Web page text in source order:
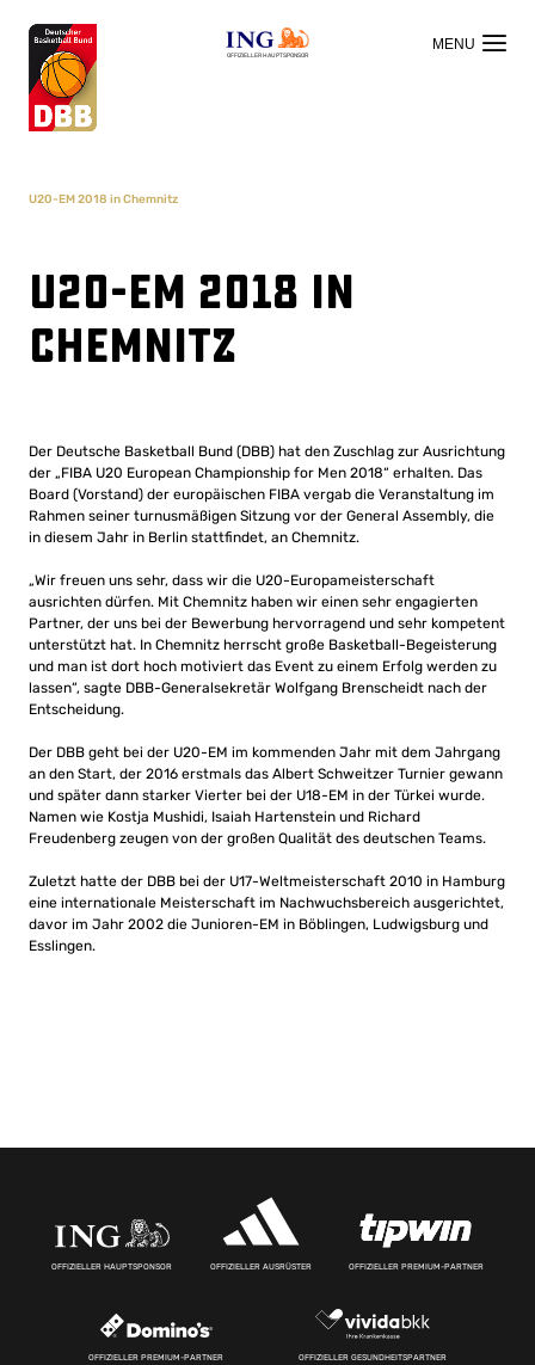
OFFIZIELLER HAUPTSPONSOR
U20-EM 2018 in Chemnitz
U20-EM 2018 in
Chemnitz
Der Deutsche Basketball Bund (DBB) hat den Zuschlag zur Ausrichtung
der „FIBA U20 European Championship for Men 2018“ erhalten. Das
Board (Vorstand) der europäischen FIBA vergab die Veranstaltung im
Rahmen seiner turnusmäßigen Sitzung vor der General Assembly, die
in diesem Jahr in Berlin stattfindet, an Chemnitz.
„Wir freuen uns sehr, dass wir die U20-Europameisterschaft
ausrichten dürfen. Mit Chemnitz haben wir einen sehr engagierten
Partner, der uns bei der Bewerbung hervorragend und sehr kompetent
unterstützt hat. In Chemnitz herrscht große Basketball-Begeisterung
und man ist dort hoch motiviert das Event zu einem Erfolg werden zu
lassen“, sagte DBB-Generalsekretär Wolfgang Brenscheidt nach der
Entscheidung.
Der DBB geht bei der U20-EM im kommenden Jahr mit dem Jahrgang
an den Start, der 2016 erstmals das Albert Schweitzer Turnier gewann
und später dann starker Vierter bei der U18-EM in der Türkei wurde.
Namen wie Kostja Mushidi, Isaiah Hartenstein und Richard
Freudenberg zeugen von der großen Qualität des deutschen Teams.
Zuletzt hatte der DBB bei der U17-Weltmeisterschaft 2010 in Hamburg
eine internationale Meisterschaft im Nachwuchsbereich ausgerichtet,
davor im Jahr 2002 die Junioren-EM in Böblingen, Ludwigsburg und
Esslingen.
OFFIZIELLER HAUPTSPONSOR OFFIZIELLER AUSRÜSTER OFFIZIELLER PREMIUM-PARTNER
OFFIZIELLER PREMIUM-PARTNER OFFIZIELLER GESUNDHEITSPARTNER